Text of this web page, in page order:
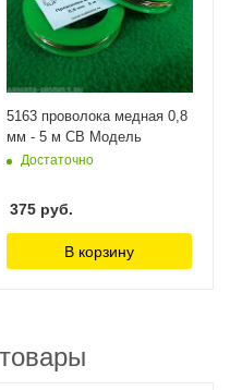
5163 проволока медная 0,8
мм - 5 м СВ Модель
Достаточно
375 руб.
В корзину